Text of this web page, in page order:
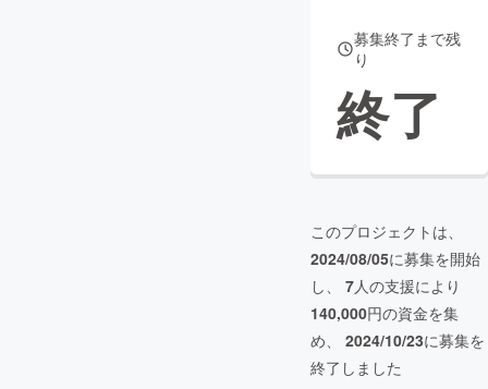
募集終了まで残
り
終了
このプロジェクトは、
2024/08/05に募集を開始
し、 7人の支援により
140,000円の資金を集
め、 2024/10/23に募集を
終了しました